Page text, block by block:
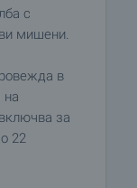
с
мишени.
в
на
за
22